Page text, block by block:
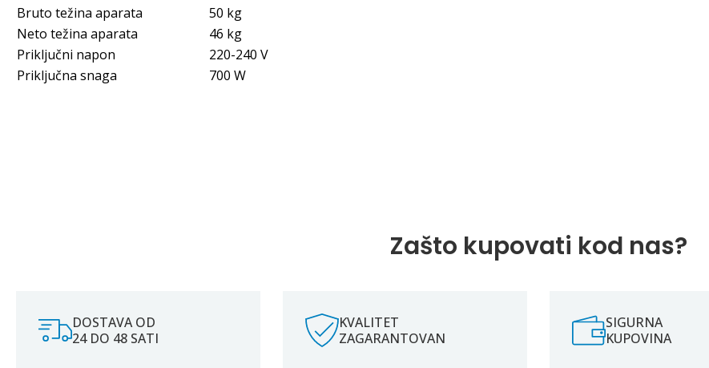
Bruto težina aparata
50 kg
Neto težina aparata
46 kg
Priključni napon
220-240 V
Priključna snaga
700 W
Zašto kupovati kod nas?
DOSTAVA OD
24 DO 48 SATI
KVALITET
ZAGARANTOVAN
SIGURNA
KUPOVINA